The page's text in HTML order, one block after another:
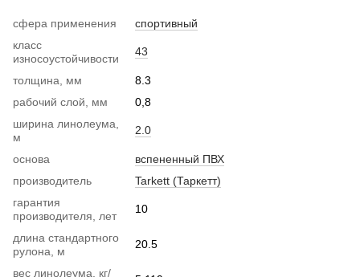
сфера применения
спортивный
класс
износоустойчивости
43
толщина, мм
8.3
рабочий слой, мм
0,8
ширина линолеума,
м
2.0
основа
вспененный ПВХ
производитель
Tarkett (Таркетт)
гарантия
производителя, лет
10
длина стандартного
рулона, м
20.5
вес линолеума, кг/